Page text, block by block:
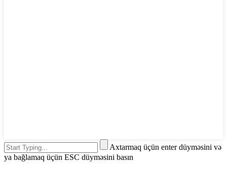
Axtarmaq üçün enter düyməsini və
ya bağlamaq üçün ESC düyməsini basın